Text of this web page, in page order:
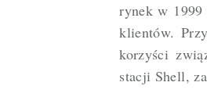
rynek w 1999
klientów.
korzyści
stacji Shell,